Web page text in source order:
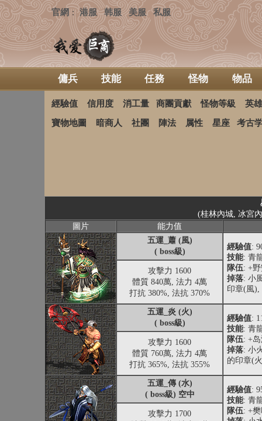
官網 ：港服 韩服 美服 私服
傭兵 技能 任務 怪物 物品
經驗值 信用度 消工量 商團貢獻 怪物等級 英
寶物地圖 暗商人 社團 陣法 属性 星座 考古
(桂林內城, 冰宮
圖片
能力值
五運_蕭 (風)
( boss級)
經驗值:
技能: 青
隊伍: +
掉落: 小
印章(風
攻擊力 1600
體質 840萬, 法力 4萬
打抗 380%, 法抗 370%
五運_炎 (火)
( boss級)
經驗值:
技能: 青
隊伍: +
掉落: 小
的印章(
攻擊力 1600
體質 760萬, 法力 4萬
打抗 365%, 法抗 355%
五運_傳 (水)
( boss級) 空中
經驗值:
技能: 青
隊伍: +
攻擊力 1700